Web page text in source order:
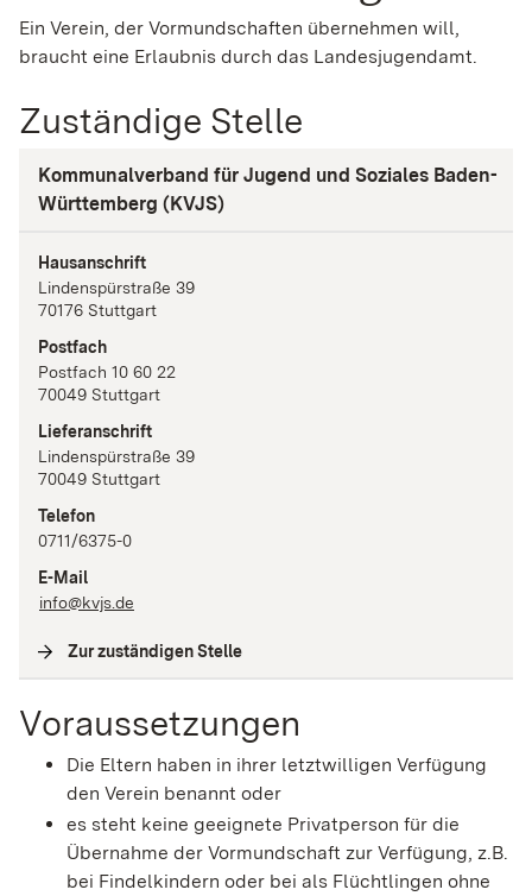
Ein Verein, der Vormundschaften übernehmen will,
braucht eine Erlaubnis durch das Landesjugendamt.
Zuständige Stelle
Kommunalverband für Jugend und Soziales Baden-
Württemberg (KVJS)
Hausanschrift
Lindenspürstraße 39
70176 Stuttgart
Postfach
Postfach 10 60 22
70049 Stuttgart
Lieferanschrift
Lindenspürstraße 39
70049 Stuttgart
Telefon
0711/6375-0
E-Mail
info@kvjs.de
Zur zuständigen Stelle
Voraussetzungen
Die Eltern haben in ihrer letztwilligen Verfügung
den Verein benannt oder
es steht keine geeignete Privatperson für die
Übernahme der Vormundschaft zur Verfügung, z.B.
bei Findelkindern oder bei als Flüchtlingen ohne